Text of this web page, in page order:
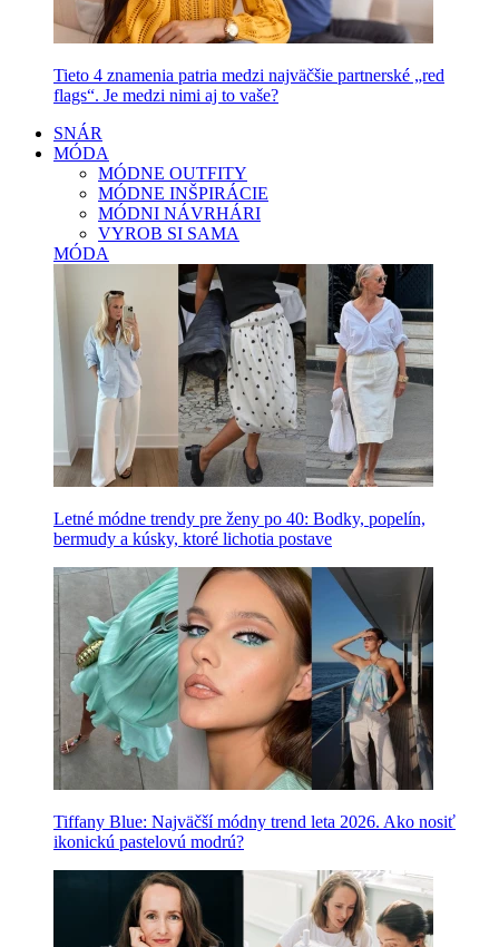
Tieto 4 znamenia patria medzi najväčšie partnerské „red
flags“. Je medzi nimi aj to vaše?
SNÁR
MÓDA
MÓDNE OUTFITY
MÓDNE INŠPIRÁCIE
MÓDNI NÁVRHÁRI
VYROB SI SAMA
MÓDA
Letné módne trendy pre ženy po 40: Bodky, popelín,
bermudy a kúsky, ktoré lichotia postave
Tiffany Blue: Najväčší módny trend leta 2026. Ako nosiť
ikonickú pastelovú modrú?